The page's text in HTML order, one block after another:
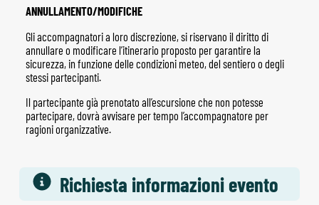
ANNULLAMENTO/MODIFICHE
Gli accompagnatori a loro discrezione, si riservano il diritto di
annullare o modificare l’itinerario proposto per garantire la
sicurezza, in funzione delle condizioni meteo, del sentiero o degli
stessi partecipanti.
Il partecipante già prenotato all’escursione che non potesse
partecipare, dovrà avvisare per tempo l’accompagnatore per
ragioni organizzative.
Richiesta informazioni evento